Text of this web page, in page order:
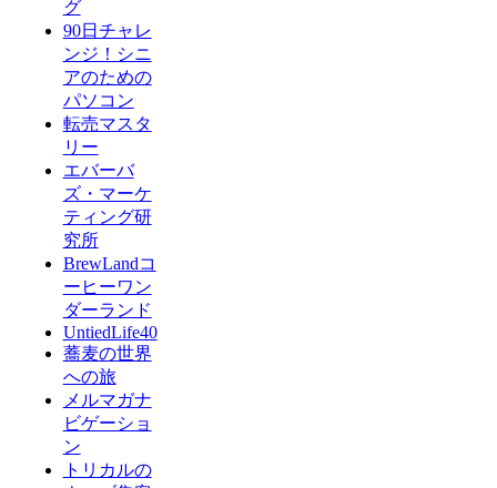
グ
90日チャレ
ンジ！シニ
アのための
パソコン
転売マスタ
リー
エバーバ
ズ・マーケ
ティング研
究所
BrewLandコ
ーヒーワン
ダーランド
UntiedLife40
蕎麦の世界
への旅
メルマガナ
ビゲーショ
ン
トリカルの